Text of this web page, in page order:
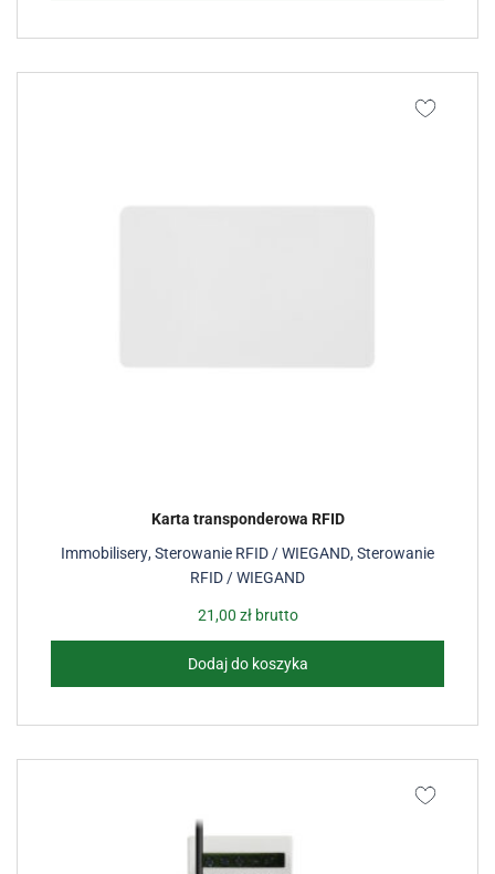
Immobilisery,Sterowanie RFID / WIEGAND,Sterowanie
RFID / WIEGAND
Karta transponderowa RFID
21,00 złbrutto
Dodaj do koszyka